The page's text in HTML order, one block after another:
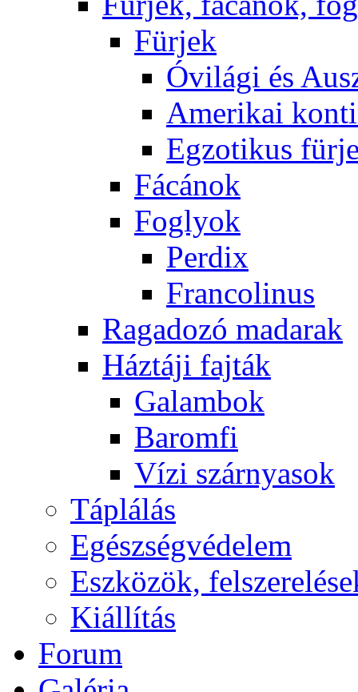
Fürjek
Óvilági és
Amerikai
Egzotikus
Fácánok
Foglyok
Perdix
Francolinus
Ragadozó madarak
Háztáji fajták
Galambok
Baromfi
Vízi szárnyasok
Táplálás
Egészségvédelem
Eszközök,
Kiállítás
Forum